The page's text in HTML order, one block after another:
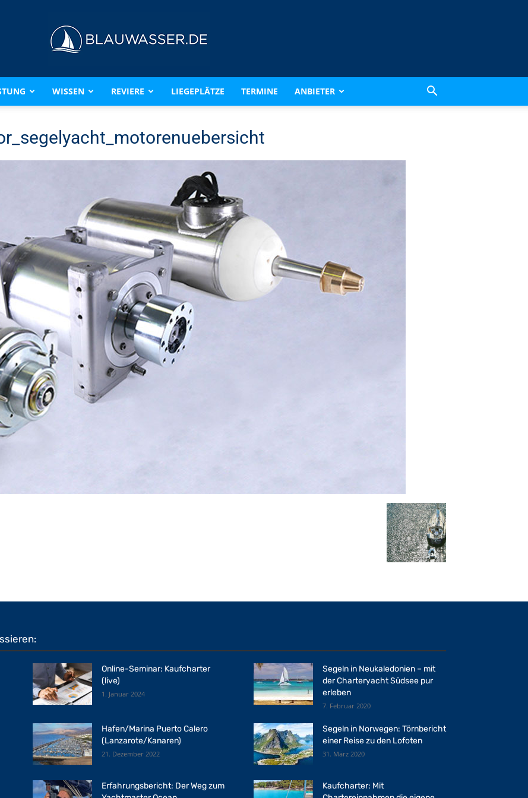
BLAUWASSER.DE
WISSEN REVIERE LIEGEPLÄTZE TERMINE ANBIETER
Online-Seminar: Kaufcharter
(live)
1. Januar 2024
Segeln in Neukaledonien – mit
der Charteryacht Südsee pur
erleben
7. Februar 2020
Hafen/Marina Puerto Calero
(Lanzarote/Kanaren)
21. Dezember 2022
Segeln in Norwegen: Törnbericht
einer Reise zu den Lofoten
31. März 2020
Erfahrungsbericht: Der Weg zum
Kaufcharter: Mit